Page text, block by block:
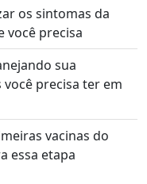
os sintomas da
você precisa
sua
você precisa ter em
vacinas do
essa etapa